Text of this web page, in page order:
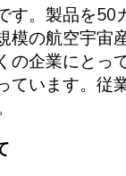
す。製品を50
模の航空宇宙
の企業にとっ
ています。従